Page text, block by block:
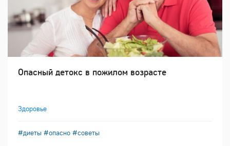
Опасный детокс в пожилом возрасте
Здоровье
#диеты #опасно #советы